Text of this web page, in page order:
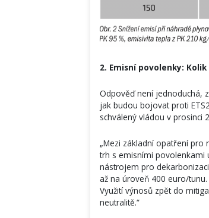
2. Emisní povolenky:
Odpověď není jednoduchá,
jak budou bojovat proti
schválený vládou v prosinci
„Mezi základní opatření pro
trh s emisními povolenkami
nástrojem pro
až na úroveň 400 euro/
Využití výnosů zpět do
neutralitě.“